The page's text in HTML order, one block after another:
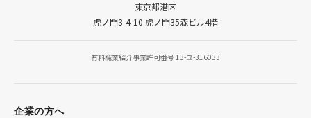
東京都港区
虎ノ門3-4-10 虎ノ門35森ビル4階
有料職業紹介事業許可番号 13-ユ-316033
企業の方へ